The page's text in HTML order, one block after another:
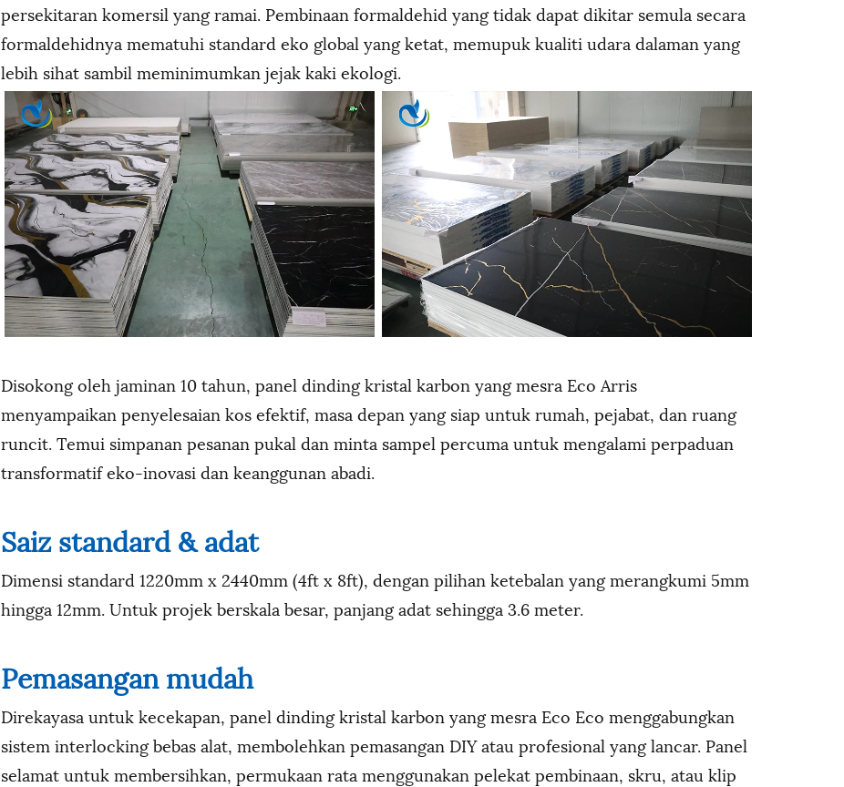
persekitaran komersil yang ramai. Pembinaan formaldehid yang tidak dapat dikitar semula secara
formaldehidnya mematuhi standard eko global yang ketat, memupuk kualiti udara dalaman yang
lebih sihat sambil meminimumkan jejak kaki ekologi.
Disokong oleh jaminan 10 tahun, panel dinding kristal karbon yang mesra Eco Arris
menyampaikan penyelesaian kos efektif, masa depan yang siap untuk rumah, pejabat, dan ruang
runcit. Temui simpanan pesanan pukal dan minta sampel percuma untuk mengalami perpaduan
transformatif eko-inovasi dan keanggunan abadi.
Saiz standard & adat
Dimensi standard 1220mm x 2440mm (4ft x 8ft), dengan pilihan ketebalan yang merangkumi 5mm
hingga 12mm. Untuk projek berskala besar, panjang adat sehingga 3.6 meter.
Pemasangan mudah
Direkayasa untuk kecekapan, panel dinding kristal karbon yang mesra Eco Eco menggabungkan
sistem interlocking bebas alat, membolehkan pemasangan DIY atau profesional yang lancar. Panel
selamat untuk membersihkan, permukaan rata menggunakan pelekat pembinaan, skru, atau klip